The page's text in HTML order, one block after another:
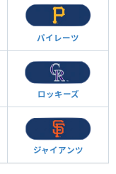
パイレーツ
ロッキーズ
ジャイアンツ